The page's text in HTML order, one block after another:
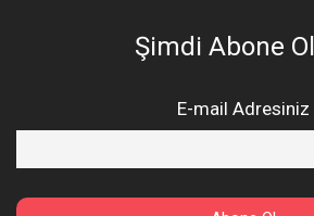
Şimdi Abone
E-mail Adresiniz